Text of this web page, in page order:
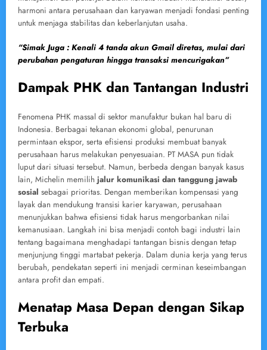
harmoni antara perusahaan dan karyawan menjadi fondasi penting
untuk menjaga stabilitas dan keberlanjutan usaha.
“Simak Juga : Kenali 4 tanda akun Gmail diretas, mulai dari
perubahan pengaturan hingga transaksi mencurigakan”
Dampak PHK dan Tantangan Industri
Fenomena PHK massal di sektor manufaktur bukan hal baru di
Indonesia. Berbagai tekanan ekonomi global, penurunan
permintaan ekspor, serta efisiensi produksi membuat banyak
perusahaan harus melakukan penyesuaian. PT MASA pun tidak
luput dari situasi tersebut. Namun, berbeda dengan banyak kasus
lain, Michelin memilih jalur komunikasi dan tanggung jawab
sosial sebagai prioritas. Dengan memberikan kompensasi yang
layak dan mendukung transisi karier karyawan, perusahaan
menunjukkan bahwa efisiensi tidak harus mengorbankan nilai
kemanusiaan. Langkah ini bisa menjadi contoh bagi industri lain
tentang bagaimana menghadapi tantangan bisnis dengan tetap
menjunjung tinggi martabat pekerja. Dalam dunia kerja yang terus
berubah, pendekatan seperti ini menjadi cerminan keseimbangan
antara profit dan empati.
Menatap Masa Depan dengan Sikap
Terbuka